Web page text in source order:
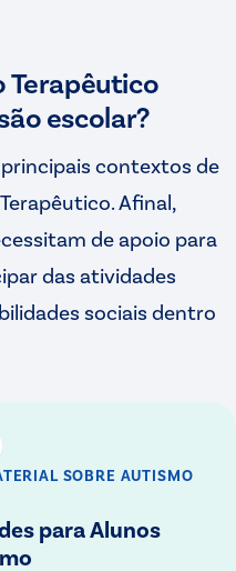
Terapêutico
escolar?
contextos de
Afinal,
de apoio para
das atividades
sociais dentro
SOBRE AUTISMO
para Alunos